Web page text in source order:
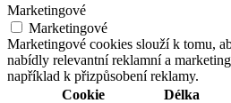
Marketingové
Marketingové
Marketingové cookies slouží k tomu,
nabídly relevantní reklamní a
například k přizpůsobení reklamy.
Cookie
Délka